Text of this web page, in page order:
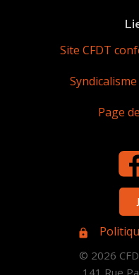
Site CFDT
Page
© 2026
141 Rue